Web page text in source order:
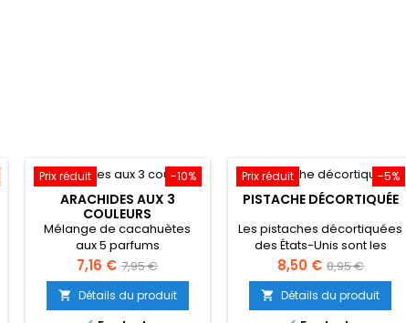
-10%
Prix réduit
ARACHIDES AUX 3
COULEURS
Mélange de cacahuètes
aux 5 parfums
Prix
7,16 € Prix
de
base
7,95 €
 Détails du produit
-5%
Prix réduit
PISTACHE DÉCORTIQUÉE
Les pistaches décortiquées
des États-Unis sont les
meilleures pistaches du
monde.
Prix
8,50 € Prix
de
base
8,95 €
 Détails du produit